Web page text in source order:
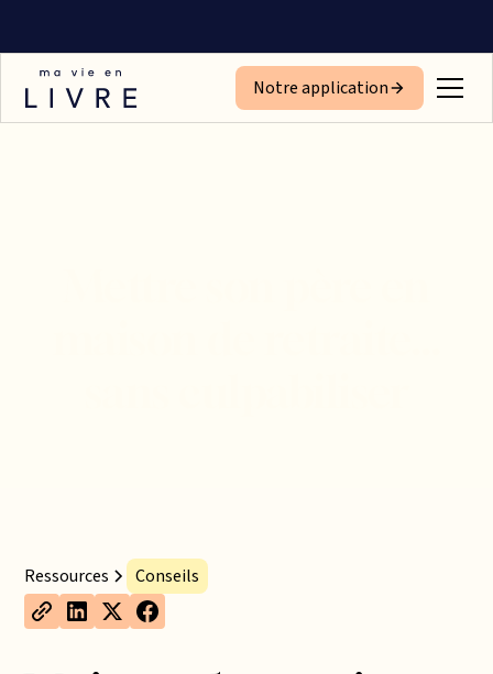
Notre application
Ressources Conseils